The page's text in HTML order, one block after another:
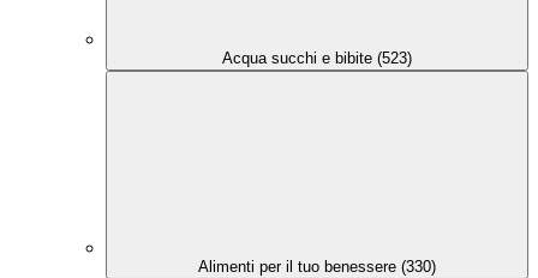
Acqua succhi e bibite (523)
Alimenti per il tuo benessere (330)